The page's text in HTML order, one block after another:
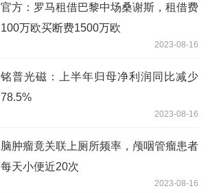
官方：罗马租借巴黎中场桑谢斯，租借费
100万欧买断费1500万欧
2023-08-16
铭普光磁：上半年归母净利润同比减少
78.5%
2023-08-16
脑肿瘤竟关联上厕所频率，颅咽管瘤患者
每天小便近20次
2023-08-16